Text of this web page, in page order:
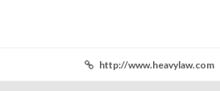
http://www.heavylaw.com